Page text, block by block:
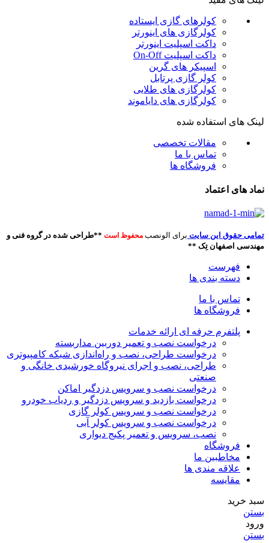
کولرهای گازی ایستاده
کولرگازی های اینورتر
داکت اسپلیت اینورتر
داکت اسپلیت On-Off
اسپیکر های گرین
کولر گازی پرتابل
کولرگازی های طلایی
کولرگازی های دایاموند
لینک های استفاده شده
مقالات تخصصی
تماس با ما
فروشگاه ها
نماد های اعتماد
تمامی حقوق این سایت برای الونصب محفوظ است **طراحی شده در گروه فنی و
مهندسی اصفهان تِک **
فهرست
دسته بندی ها
تماس با ما
فروشگاه ها
پلتفرم حرفه ای ارائه خدمات
درخواست نصب و تعمیر دوربین مداربسته
درخواست طراحی، نصب و راه‌اندازی شبکه کامپیوتری
طراحی، نصب و اجرای نیروگاه خورشیدی خانگی و
صنعتی
درخواست نصب و سرویس دزدگیر اماکن
درخواست بازدید و سرویس دزدگیر و ردیاب خودرو
درخواست نصب و سرویس کولر گازی
درخواست نصب و سرویس کولر آبی
نصب، سرویس و تعمیر پکیج دیواری
فروشگاه
مخاطبین ما
علاقه مندی ها
مقایسه
سبد خرید
بستن
ورود
بستن